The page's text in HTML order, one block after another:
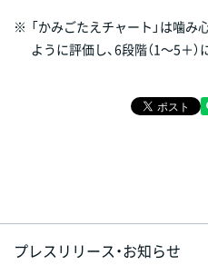
※ 「かみごたえチャート」は噛
ように評価し、6段階（1～5＋
プレスリリース・お知らせ